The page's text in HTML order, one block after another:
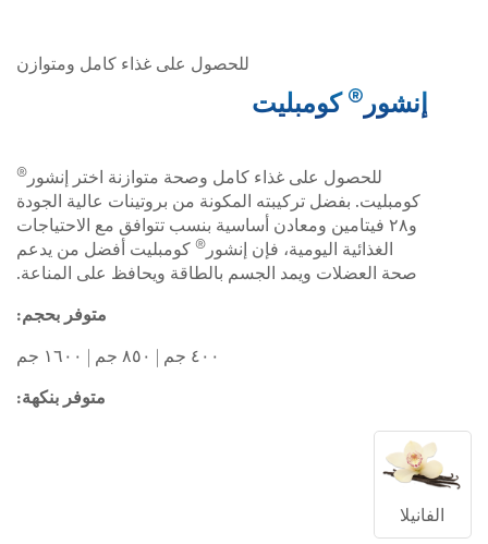
للحصول على غذاء كامل ومتوازن
إنشور ® كومبليت
للحصول على غذاء كامل وصحة متوازنة اختر إنشور ®
كومبليت. بفضل تركيبته المكونة من بروتينات عالية الجودة
و٢٨ فيتامين ومعادن أساسية بنسب تتوافق مع الاحتياجات
الغذائية اليومية، فإن إنشور ® كومبليت أفضل من يدعم
صحة العضلات ويمد الجسم بالطاقة ويحافظ على المناعة.
متوفر بحجم:
٤٠٠ جم | ٨٥٠ جم | ١٦٠٠ جم
متوفر بنكهة:
الفانيلا